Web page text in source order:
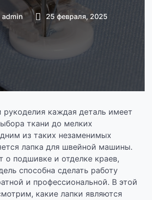
краев
admin 25 февраля, 2025
каждая деталь имеет
ткани до мелких
из таких незаменимых
лапка для швейной машины.
о подшивке и отделке краев,
способна сделать работу
и профессиональной. В этой
какие лапки являются